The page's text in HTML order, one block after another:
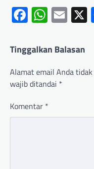
Facebook
Tinggalkan Balasan
Alamat email Anda
wajib ditandai *
Komentar *